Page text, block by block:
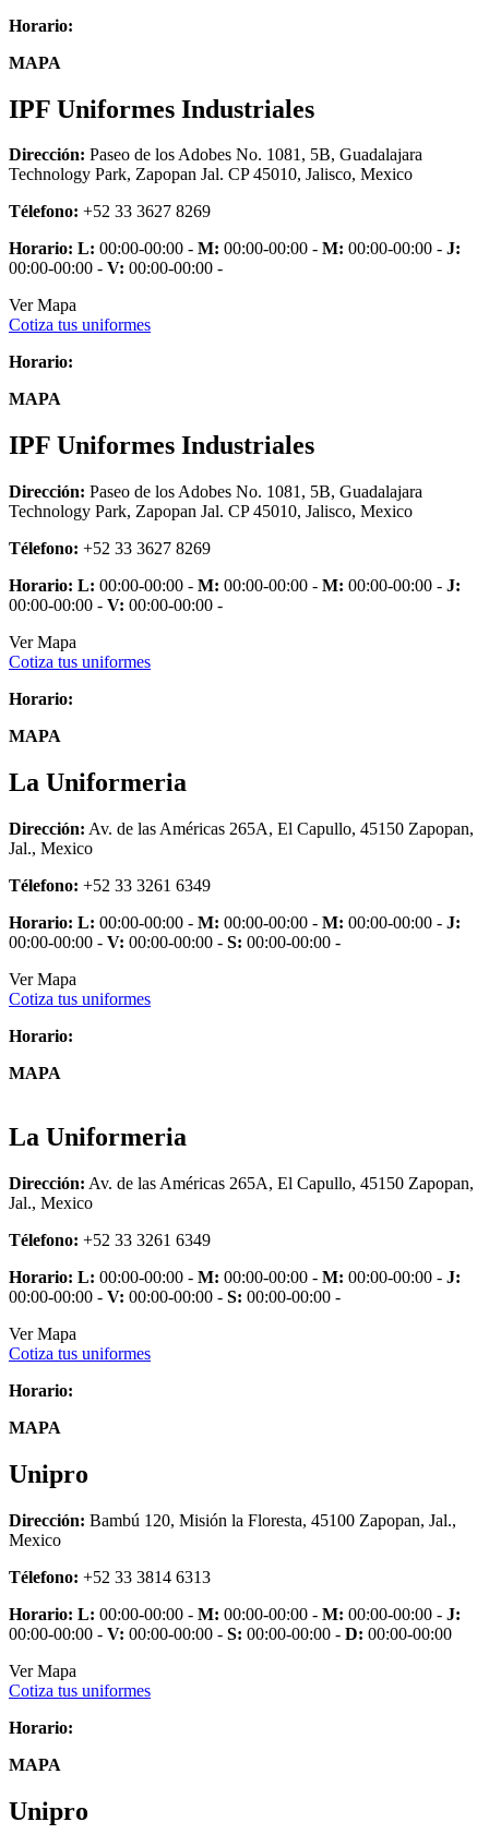
Horario:
MAPA
IPF Uniformes Industriales
Dirección: Paseo de los Adobes No. 1081, 5B, Guadalajara
Technology Park, Zapopan Jal. CP 45010, Jalisco, Mexico
Télefono: +52 33 3627 8269
Horario: L: 00:00-00:00 - M: 00:00-00:00 - M: 00:00-00:00 - J:
00:00-00:00 - V: 00:00-00:00 -
Ver Mapa
Cotiza tus uniformes
Horario:
MAPA
IPF Uniformes Industriales
Dirección: Paseo de los Adobes No. 1081, 5B, Guadalajara
Technology Park, Zapopan Jal. CP 45010, Jalisco, Mexico
Télefono: +52 33 3627 8269
Horario: L: 00:00-00:00 - M: 00:00-00:00 - M: 00:00-00:00 - J:
00:00-00:00 - V: 00:00-00:00 -
Ver Mapa
Cotiza tus uniformes
Horario:
MAPA
La Uniformeria
Dirección: Av. de las Américas 265A, El Capullo, 45150 Zapopan,
Jal., Mexico
Télefono: +52 33 3261 6349
Horario: L: 00:00-00:00 - M: 00:00-00:00 - M: 00:00-00:00 - J:
00:00-00:00 - V: 00:00-00:00 - S: 00:00-00:00 -
Ver Mapa
Cotiza tus uniformes
Horario:
MAPA
La Uniformeria
Dirección: Av. de las Américas 265A, El Capullo, 45150 Zapopan,
Jal., Mexico
Télefono: +52 33 3261 6349
Horario: L: 00:00-00:00 - M: 00:00-00:00 - M: 00:00-00:00 - J:
00:00-00:00 - V: 00:00-00:00 - S: 00:00-00:00 -
Ver Mapa
Cotiza tus uniformes
Horario:
MAPA
Unipro
Dirección: Bambú 120, Misión la Floresta, 45100 Zapopan, Jal.,
Mexico
Télefono: +52 33 3814 6313
Horario: L: 00:00-00:00 - M: 00:00-00:00 - M: 00:00-00:00 - J:
00:00-00:00 - V: 00:00-00:00 - S: 00:00-00:00 - D: 00:00-00:00
Ver Mapa
Cotiza tus uniformes
Horario:
MAPA
Unipro